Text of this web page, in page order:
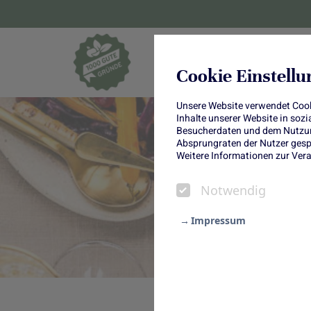
Cookie
Unsere Website verwendet
Inhalte unserer Website in
Besucherdaten und dem
Absprungraten der Nutzer
Weitere Informationen zur
Notwendig
Impressum